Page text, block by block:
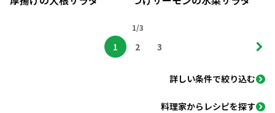
1/3
1 2 3
詳しい条件で絞り込む
料理家からレシピを探す